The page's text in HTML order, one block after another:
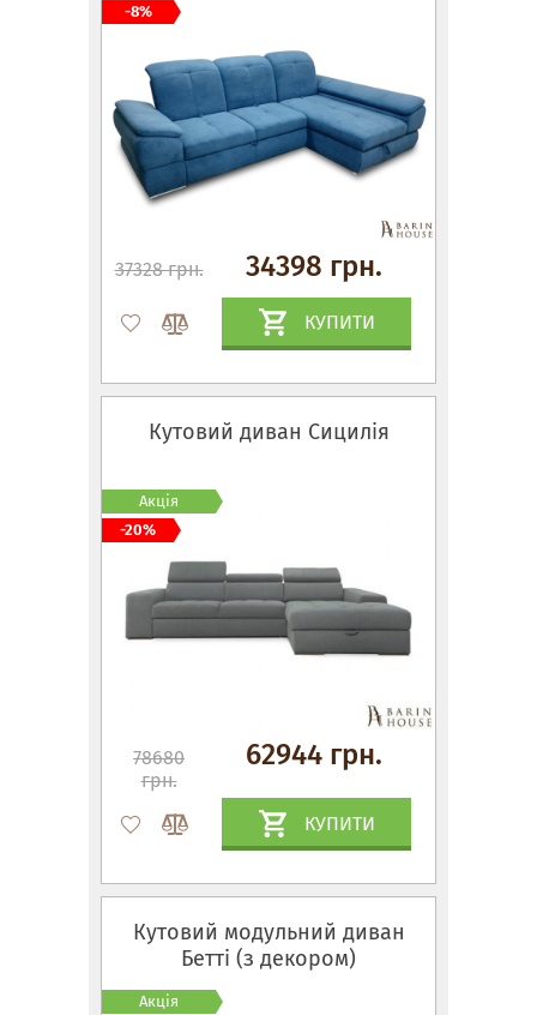
37328 грн. 34398 грн.
КУПИТИ
-8%
Кутовий диван Сицилія
78680
грн.
62944 грн.
КУПИТИ
Акція
-20%
Кутовий модульний диван
Бетті (з декором)
Акція